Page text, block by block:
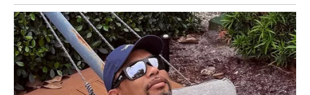
Ako ste mesecima maštali o pomirenju, priznanju ili
početku ozbiljne veze, sudbina vam upravo sada pruža
priliku. Neko ko vam mnogo znači konačno će pokazati
koliko mu je stalo.